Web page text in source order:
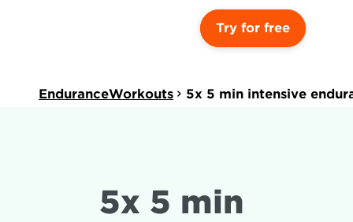
Try for free
EnduranceWorkouts 5x 5 min intensive
5x 5 min